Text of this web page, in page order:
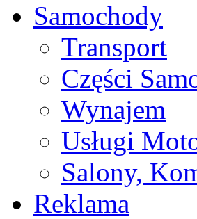
Samochody
Transport
Części
Wynajem
Usługi
Salony,
Reklama